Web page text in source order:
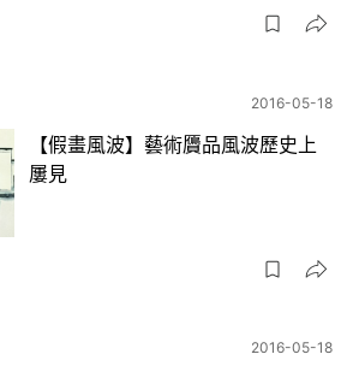
2016-05-18
【假畫風波】藝術贗品風波歷史上
屢見
2016-05-18